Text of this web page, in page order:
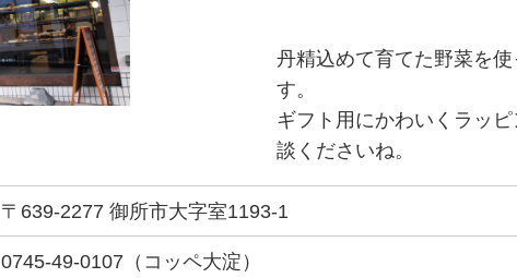
丹精込めて育てた野菜を
す。
ギフト用にかわいくラッ
談くださいね。
〒639-2277 御所市大字室1193-1
0745-49-0107（コッペ大淀）